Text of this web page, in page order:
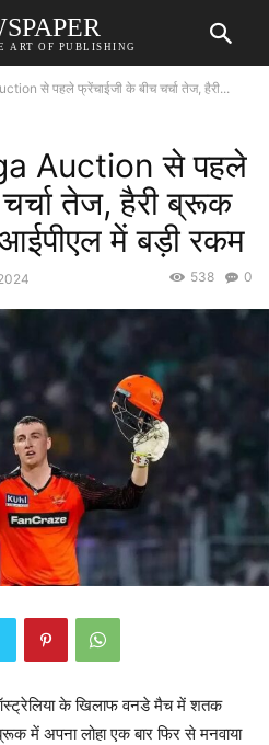
ART OF PUBLISHING
से पहले फ्रेंचाईजी के बीच चर्चा तेज, हैरी...
Auction से पहले
तेज, हैरी ब्रूक
में बड़ी रकम
0
538
के खिलाफ वनडे मैच में शतक
में अपना लोहा एक बार फिर से मनवाया